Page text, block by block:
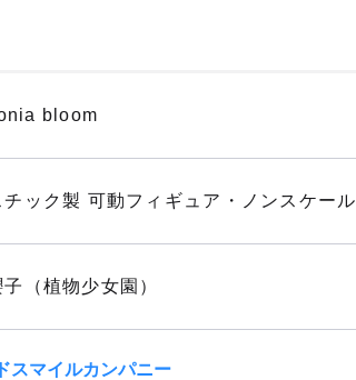
bloom
チック製 可動フィギュア・ノンスケール
（植物少女園）
スマイルカンパニー